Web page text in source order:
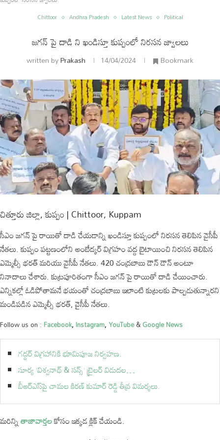
Chittoor Andhra Pradesh Latest News Political
జగన్ పై దాడి ని ఖండిస్తూ కుప్పంలో నిరసన జ్వాలలు
written byPrakash 14/04/2024 Bookmark
చిత్తూరు జిల్లా, కుప్పం | Chittoor, Kuppam
సీఎం జగన్ పై రాయితో దాడి చేయడాన్ని ఖండిస్తూ కుప్పంలో నిరసన తెలిపిన వైసీపీ
నేతలు. కుప్పం పట్టణంలోని అంబేద్కర్ విగ్రహం వద్ద బైటాయించి నిరసన తెలిపిన
ఎమ్మెల్సీ భరత్ మరియు వైసీపీ నేతలు. 420 చంద్రబాబు డౌన్ డౌన్ అంటూ
నినాదాలు చేశారు. కుట్రపూరితంగా సీఎం జగన్ పై రాయితో దాడి చేయించారు.
ఎన్నికల్లో ఓడిపోతామనే భయంతో చంద్రబాబు ఇలాంటి కుట్రలకు పాల్పడుతున్నారని
మండిపడిన ఎమ్మెల్సీ భరత్, వైసీపీ నేతలు.
Follow us on : Facebook, Instagram, YouTube&Google News
గద్దర్ విగ్రహానికి భూమిపూజ నిర్వహణ.
సూర్య ‘విశ్వనాథ్ & సన్స్’ ట్రైలర్ విడుదల…
బీఆర్ఎస్‌పై చామల కిరణ్ కుమార్ రెడ్డి తీవ్ర విమర్శలు.
మరిన్నితాజావార్తలకోసం ఇక్కడ క్లిక్ చేయండి.
అంతర్జాతీయం